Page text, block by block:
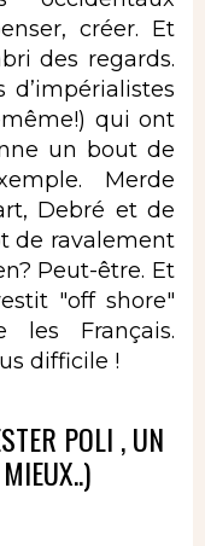
créer. Et
des regards.
qui ont
un bout de
Merde
Debré et de
de ravalement
Peut-être. Et
"off shore"
Français.
difficile !
POLI , UN